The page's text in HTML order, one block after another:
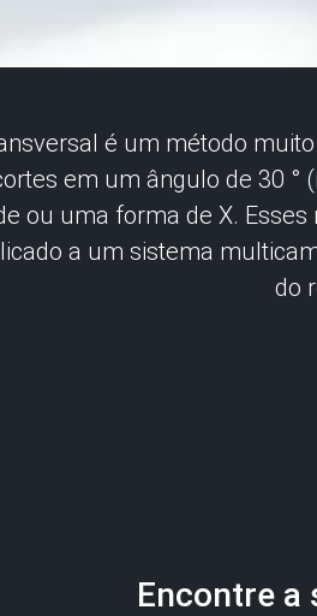
é um método
em um ângulo de 30
ou uma forma de X.
a um sistema
do
Encontre a